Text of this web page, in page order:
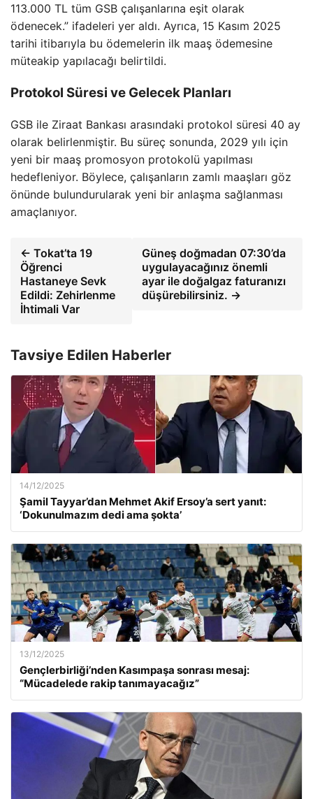
113.000 TL tüm GSB çalışanlarına eşit olarak
ödenecek.” ifadeleri yer aldı. Ayrıca, 15 Kasım 2025
tarihi itibarıyla bu ödemelerin ilk maaş ödemesine
müteakip yapılacağı belirtildi.
Protokol Süresi ve Gelecek Planları
GSB ile Ziraat Bankası arasındaki protokol süresi 40 ay
olarak belirlenmiştir. Bu süreç sonunda, 2029 yılı için
yeni bir maaş promosyon protokolü yapılması
hedefleniyor. Böylece, çalışanların zamlı maaşları göz
önünde bulundurularak yeni bir anlaşma sağlanması
amaçlanıyor.
← Tokat’ta 19
Öğrenci
Hastaneye Sevk
Edildi: Zehirlenme
İhtimali Var
Güneş doğmadan 07:30’da
uygulayacağınız önemli
ayar ile doğalgaz faturanızı
düşürebilirsiniz. →
Tavsiye Edilen Haberler
14/12/2025
Şamil Tayyar’dan Mehmet Akif Ersoy’a sert yanıt:
‘Dokunulmazım dedi ama şokta’
13/12/2025
Gençlerbirliği’nden Kasımpaşa sonrası mesaj:
“Mücadelede rakip tanımayacağız”